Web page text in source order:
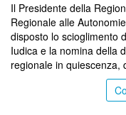
Il Presidente della
Regionale alle
disposto lo scioglimento
Iudica e la nomina della
regionale in quiescenza,